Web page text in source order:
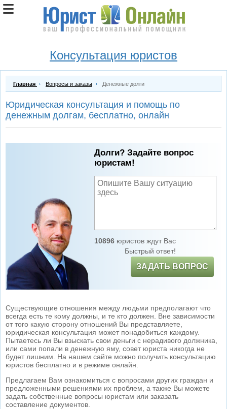
Консультация юристов
Главная Вопросы и заказы Денежные долги
Юридическая консультация и помощь по
денежным долгам, бесплатно, онлайн
Долги? Задайте вопрос
юристам!
10896юристов ждут Вас
Быстрый ответ!
ЗАДАТЬ ВОПРОС
Существующие отношения между людьми предполагают что
всегда есть те кому должны, и те кто должен. Вне зависимости
от того какую сторону отношений Вы представляете,
юридическая консультация может понадобиться каждому.
Пытаетесь ли Вы взыскать свои деньги с нерадивого должника,
или сами попали в денежную яму, совет юриста никогда не
будет лишним. На нашем сайте можно получить консультацию
юристов бесплатно и в режиме онлайн.
Предлагаем Вам ознакомиться с вопросами других граждан и
предложенными решениями их проблем, а также Вы можете
задать собственные вопросы юристам или заказать
составление документов.